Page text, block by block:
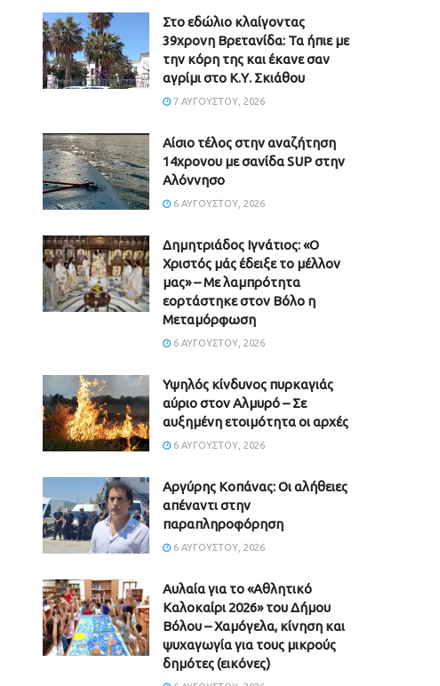
Στο εδώλιο κλαίγοντας
39χρονη Βρετανίδα: Τα ήπιε με
την κόρη της και έκανε σαν
αγρίμι στο Κ.Υ. Σκιάθου
7 ΑΥΓΟΎΣΤΟΥ, 2026
Αίσιο τέλος στην αναζήτηση
14χρονου με σανίδα SUP στην
Αλόννησο
6 ΑΥΓΟΎΣΤΟΥ, 2026
Δημητριάδος Ιγνάτιος: «Ο
Χριστός μάς έδειξε το μέλλον
μας» – Με λαμπρότητα
εορτάστηκε στον Βόλο η
Μεταμόρφωση
6 ΑΥΓΟΎΣΤΟΥ, 2026
Υψηλός κίνδυνος πυρκαγιάς
αύριο στον Αλμυρό – Σε
αυξημένη ετοιμότητα οι αρχές
6 ΑΥΓΟΎΣΤΟΥ, 2026
Aργύρης Κοπάνας: Οι αλήθειες
απέναντι στην
παραπληροφόρηση
6 ΑΥΓΟΎΣΤΟΥ, 2026
Αυλαία για το «Αθλητικό
Καλοκαίρι 2026» του Δήμου
Βόλου – Χαμόγελα, κίνηση και
ψυχαγωγία για τους μικρούς
δημότες (εικόνες)